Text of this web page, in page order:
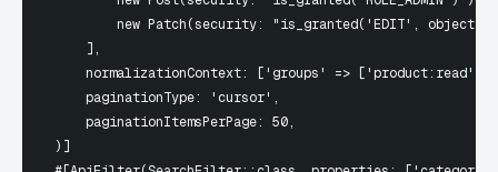
new Patch(security: "is_granted('EDIT',
    ],
    normalizationContext: ['groups' => ['product:read']],
    paginationType: 'cursor',
    paginationItemsPerPage: 50,
)]